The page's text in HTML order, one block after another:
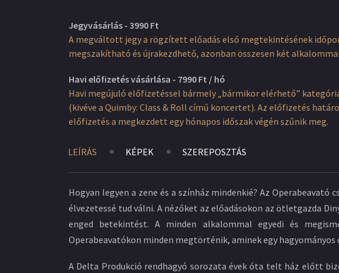
Jegyvásárlás - 3990 Ft
A megváltott jegy a rögzített előadás első megtekintésének
megszakítható és újrakezdhető, azonban összesen két
Havi előfizetés vásárlása - 7990 Ft / hó
Havi megújuló előfizetéssel bármely „bármikor elérhető”
(kivéve a Quimby: Class & Roll című koncertet). Az előfizetés
előfizetés a megkezdett egy hónapos időszak végén szűnik meg.
LEÍRÁS KÉPEK SZEREPOSZTÁS
Hogyan legyen a zene és a színház mindenkié? Az
élvezetessé tud válni. A nézőket az előadásokon az ötletgazda
enged betekintést. A minden alkalommal egyedi és
Operabeavatókon minden megtörténik, aminek egy
A Delta Produkció rendhagyó sorozata évek óta telt ház előtt